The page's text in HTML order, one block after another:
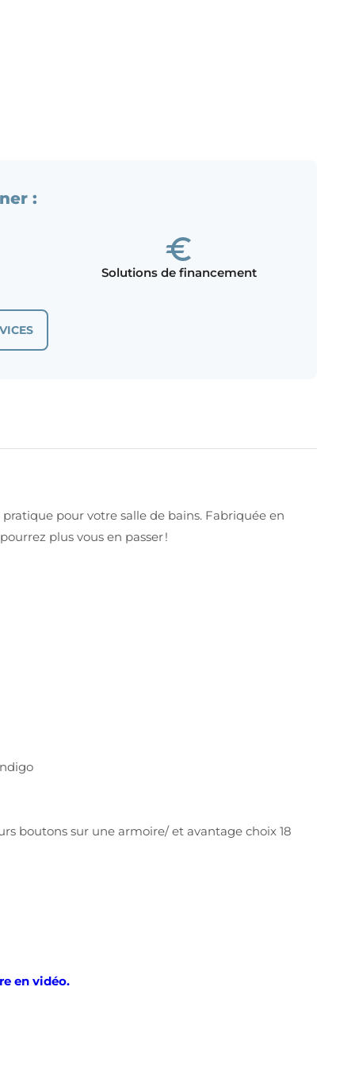
:
Solutions de financement
pour votre salle de bains. Fabriquée en
plus vous en passer !
boutons sur une armoire/ et avantage choix 18
en vidéo.